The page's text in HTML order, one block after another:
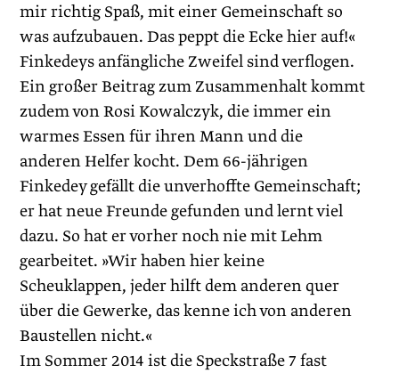
mir richtig Spaß, mit einer Gemeinschaft so
was aufzubauen. Das peppt die Ecke hier auf!«
Finkedeys anfängliche Zweifel sind verflogen.
Ein großer Beitrag zum Zusammenhalt kommt
zudem von Rosi Kowalczyk, die immer ein
warmes Essen für ihren Mann und die
anderen Helfer kocht. Dem 66-jährigen
Finkedey gefällt die unverhoffte Gemeinschaft;
er hat neue Freunde gefunden und lernt viel
dazu. So hat er vorher noch nie mit Lehm
gearbeitet. »Wir haben hier keine
Scheuklappen, jeder hilft dem anderen quer
über die Gewerke, das kenne ich von anderen
Baustellen nicht.«
Im Sommer 2014 ist die Speckstraße 7 fast